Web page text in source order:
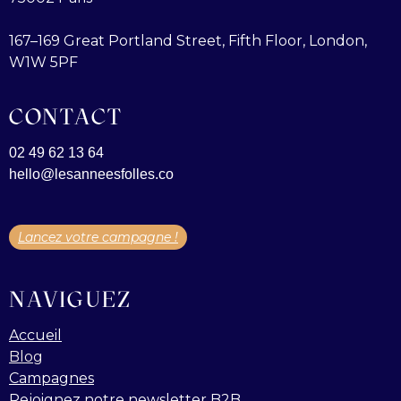
167–169 Great Portland Street, Fifth Floor, London,
W1W 5PF
CONTACT
02 49 62 13 64
hello@lesanneesfolles.co
Lancez votre campagne !
NAVIGUEZ
Accueil
Blog
Campagnes